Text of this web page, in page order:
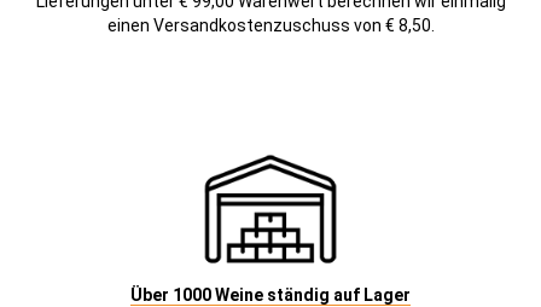
einen Versandkostenzuschuss von € 8,50.
Über 1000 Weine ständig auf Lager